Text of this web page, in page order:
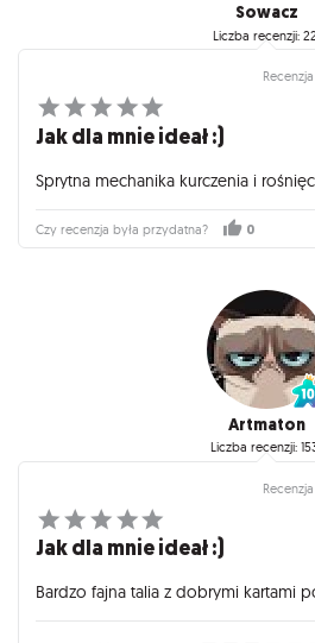
Sowacz
Liczba recenzji:
Jak dla mnie ideał :)
Sprytna mechanika kurczenia i
Czy recenzja była przydatna? 0
Artmaton
Liczba recenzji:
Jak dla mnie ideał :)
Bardzo fajna talia z dobrymi kartami